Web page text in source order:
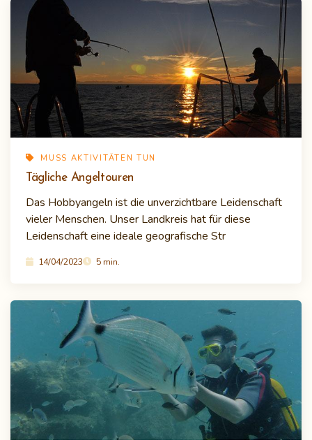
MUSS AKTIVITÄTEN TUN
Tägliche Angeltouren
Das Hobbyangeln ist die unverzichtbare Leidenschaft
vieler Menschen. Unser Landkreis hat für diese
Leidenschaft eine ideale geografische Str
14/04/2023 5 min.